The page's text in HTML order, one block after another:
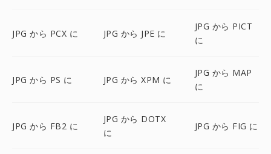
JPG から PCX に JPG から JPE に
JPG から PICT
に
JPG から PS に JPG から XPM に
JPG から MAP
に
JPG から FB2 に
JPG から DOTX
に
JPG から FIG に